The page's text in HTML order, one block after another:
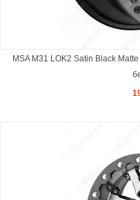
MSA M31 LOK2 Satin Black